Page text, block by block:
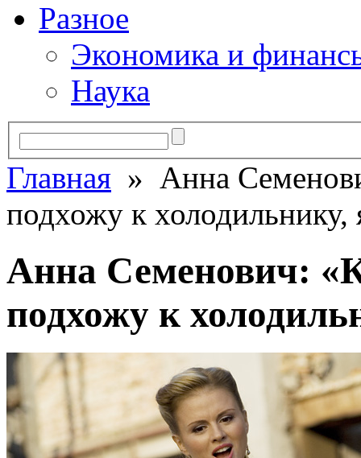
Разное
Экономика и
Наука
Главная » Анна
подхожу к
Анна Семенович:
подхожу к